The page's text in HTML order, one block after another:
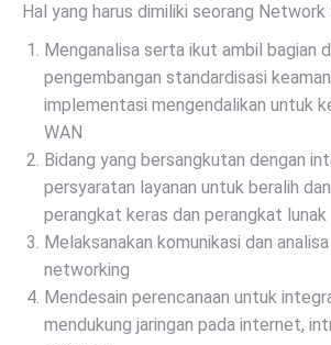
Hal yang harus dimiliki seorang Network
Menganalisa serta ikut ambil bagian
pengembangan standardisasi
implementasi mengendalikan untuk
WAN
Bidang yang bersangkutan dengan
persyaratan layanan untuk beralih
perangkat keras dan perangkat lunak
Melaksanakan komunikasi dan
networking
Mendesain perencanaan untuk
mendukung jaringan pada internet,